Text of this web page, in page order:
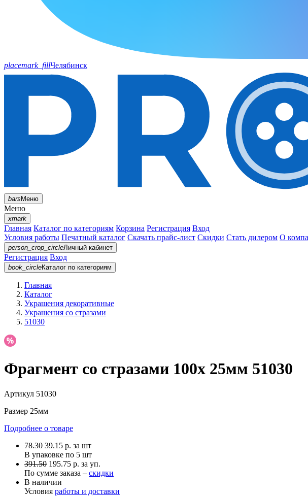
placemark_fillЧелябинск
barsМеню
Меню
xmark
Главная Каталог по категориям Корзина Регистрация Вход
Условия работы Печатный каталог Скачать прайс-лист Скидки Стать дилером О
person_crop_circleЛичный кабинет
Регистрация Вход
book_circleКаталог по категориям
Главная
Каталог
Украшения декоративные
Украшения со стразами
51030
Фрагмент со стразами 100х 25мм 51030
Артикул 51030
Размер 25мм
Подробнее о товаре
78.30 39.15 р. за шт
В упаковке по 5 шт
391.50 195.75 р. за уп.
По сумме заказа – скидки
В наличии
Условия работы и доставки